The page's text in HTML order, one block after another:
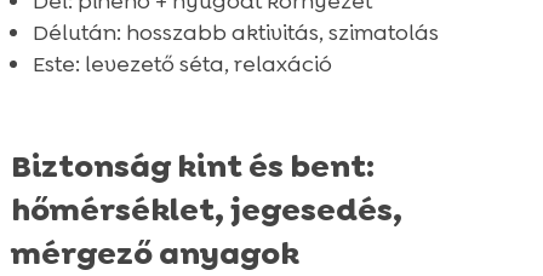
Délután: hosszabb aktivitás, szimatolás
Este: levezető séta, relaxáció
Biztonság kint és bent:
hőmérséklet, jegesedés,
mérgező anyagok